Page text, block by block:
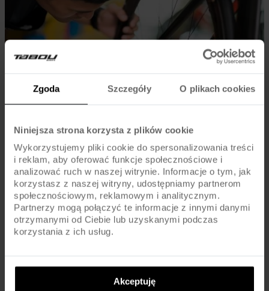
Zgoda Szczegóły O plikach cookies
Niniejsza strona korzysta z plików cookie
Wykorzystujemy pliki cookie do spersonalizowania treści
i reklam, aby oferować funkcje społecznościowe i
analizować ruch w naszej witrynie. Informacje o tym, jak
korzystasz z naszej witryny, udostępniamy partnerom
społecznościowym, reklamowym i analitycznym.
Partnerzy mogą połączyć te informacje z innymi danymi
otrzymanymi od Ciebie lub uzyskanymi podczas
korzystania z ich usług.
Akceptuję
To zadanie może być trudniejsze niż w przypadku tylnej przerzutki,
ponieważ przednia ma twardszą sprężynę. Jeśli udało nam się to zrobić,
przystępujemy do regulacji skrajnego położenia z tej strony.
Wykonujemy to obracając śrubą oznaczoną literą H. Zęwnętrzna część
prowadnicy powinna być w podobnej odległości od łańcucha jak w
czynności wychylać ręką przerzutkę do zewnątrz, ponieważ sprężyna
będzie nam automatycznie spychać prowadnicę w dół. Jeśli udało nam
się to ustawić, można przystąpić do regulacji na lince. Tu również